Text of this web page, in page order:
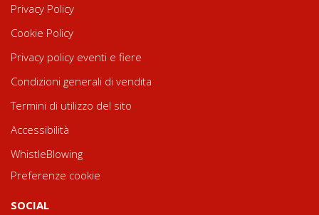
Privacy Policy
Cookie Policy
Privacy policy eventi e fiere
Condizioni generali di vendita
Termini di utilizzo del sito
Accessibilità
WhistleBlowing
Preferenze cookie
SOCIAL